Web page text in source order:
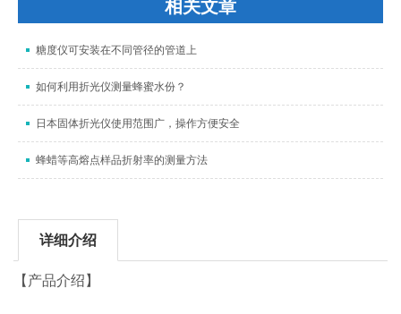
相关文章
糖度仪可安装在不同管径的管道上
如何利用折光仪测量蜂蜜水份？
日本固体折光仪使用范围广，操作方便安全
蜂蜡等高熔点样品折射率的测量方法
详细介绍
【产品介绍】